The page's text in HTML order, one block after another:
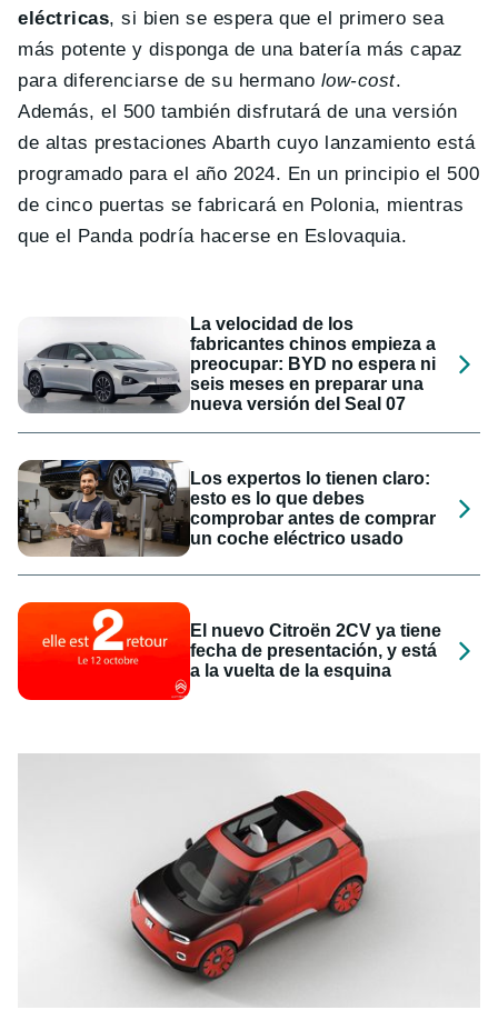
eléctricas, si bien se espera que el primero sea
más potente y disponga de una batería más capaz
para diferenciarse de su hermano low-cost.
Además, el 500 también disfrutará de una versión
de altas prestaciones Abarth cuyo lanzamiento está
programado para el año 2024. En un principio el 500
de cinco puertas se fabricará en Polonia, mientras
que el Panda podría hacerse en Eslovaquia.
La velocidad de los
fabricantes chinos empieza a
preocupar: BYD no espera ni
seis meses en preparar una
nueva versión del Seal 07
Los expertos lo tienen claro:
esto es lo que debes
comprobar antes de comprar
un coche eléctrico usado
El nuevo Citroën 2CV ya tiene
fecha de presentación, y está
a la vuelta de la esquina